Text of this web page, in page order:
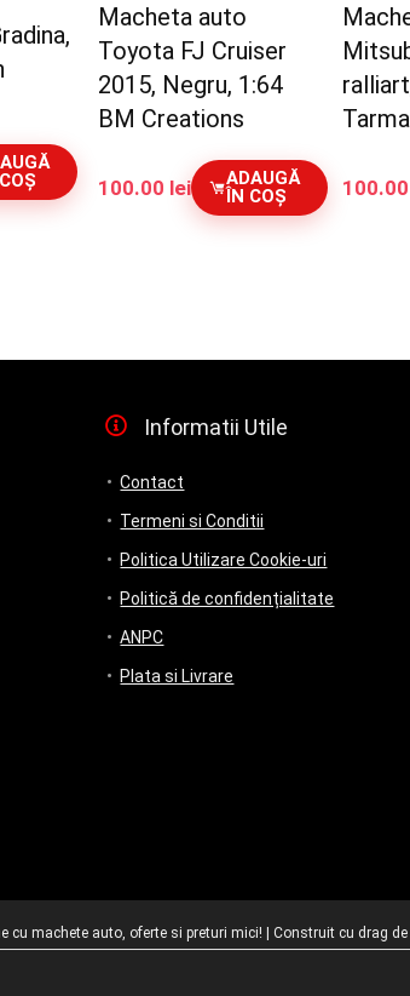
Macheta auto
Toyota FJ Cruiser
2015, Negru, 1:64
BM Creations
100.00 lei
ADAUGĂ
ÎN COȘ
100.00
Informatii Utile
Contact
Termeni si Conditii
Politica Utilizare Cookie-uri
Politică de confidențialitate
ANPC
Plata si Livrare
machete auto, oferte si preturi mici! | Construit cu drag de